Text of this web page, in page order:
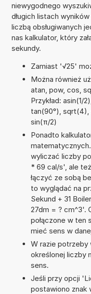
niewygodnego
długich listach
liczbą obsługiwanych
nas kalkulator, który
sekundy.
Zamiast '√25'
Można również
atan, pow, cos,
Przykład: asin(1/
tan(90°), sqrt(4),
sin(π/2)
Ponadto
wyliczać liczby
* 69 cal/s', ale
łączyć ze sobą
to wyglądać na
Sekund + 31
27dm = ? cm^3'.
połączone w ten
mieć sens w
W razie potrzeby
określonej liczby
sens.
Jeśli przy opcji
postawiono znak